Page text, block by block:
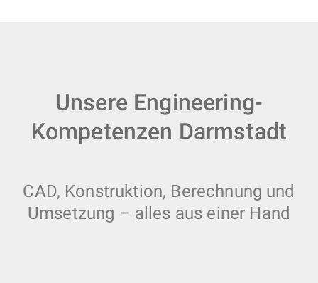
Unsere Engineering-
Kompetenzen Darmstadt
CAD, Konstruktion, Berechnung und
Umsetzung – alles aus einer Hand